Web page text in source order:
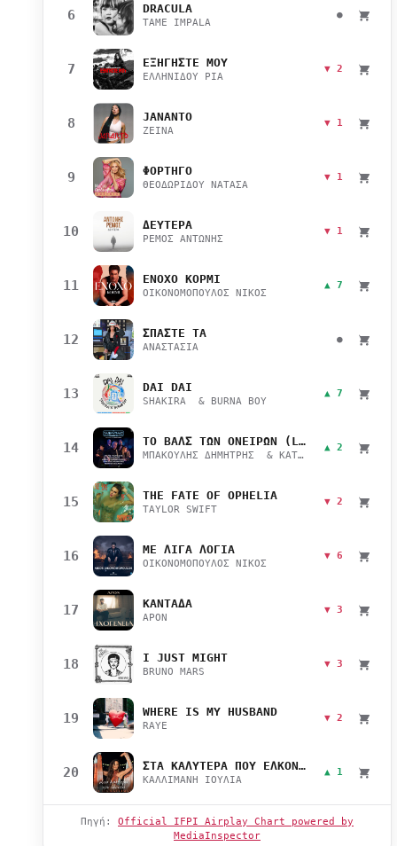
6 DRACULA
TAME IMPALA
●
7 ΕΞΗΓΗΣΤΕ ΜΟΥ
ΕΛΛΗΝΙΔΟΥ ΡΙΑ
▼ 2
8 JANANTO
ZEINA
▼ 1
9 ΦΟΡΤΗΓΟ
ΘΕΟΔΩΡΙΔΟΥ ΝΑΤΑΣΑ
▼ 1
10 ΔΕΥΤΕΡΑ
ΡΕΜΟΣ ΑΝΤΩΝΗΣ
▼ 1
11 ΕΝΟΧΟ ΚΟΡΜΙ
ΟΙΚΟΝΟΜΟΠΟΥΛΟΣ ΝΙΚΟΣ
▲ 7
12 ΣΠΑΣΤΕ ΤΑ
ΑΝΑΣΤΑΣΙΑ
●
13 DAI DAI
SHAKIRA & BURNA BOY
▲ 7
14 ΤΟ ΒΑΛΣ ΤΩΝ ΟΝΕΙΡΩΝ (LIVE)
ΜΠΑΚΟΥΛΗΣ ΔΗΜΗΤΡΗΣ & ΚΑΤΣΙΜΙΧΑ ΜΑΡΙΑΝΑ
▲ 2
15 THE FATE OF OPHELIA
TAYLOR SWIFT
▼ 2
16 ΜΕ ΛΙΓΑ ΛΟΓΙΑ
ΟΙΚΟΝΟΜΟΠΟΥΛΟΣ ΝΙΚΟΣ
▼ 6
17 ΚΑΝΤΑΔΑ
APON
▼ 3
18 I JUST MIGHT
BRUNO MARS
▼ 3
19 WHERE IS MY HUSBAND
RAYE
▼ 2
20 ΣΤΑ ΚΑΛΥΤΕΡΑ ΠΟΥ ΕΛΚΟΝΤΑΙ
ΚΑΛΛΙΜΑΝΗ ΙΟΥΛΙΑ
▲ 1
Πηγή: Official IFPI Airplay Chart powered by
MediaInspector